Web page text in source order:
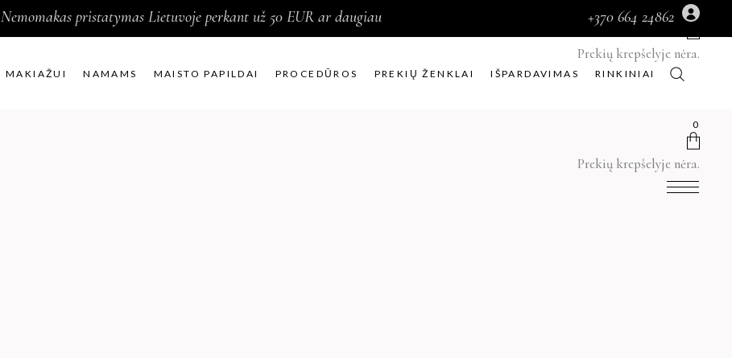
Nemomakas pristatymas Lietuvoje perkant už 50 EUR ar daugiau +370 664 24862
MAKIAŽUI NAMAMS MAISTO PAPILDAI PROCEDŪROS PREKIŲ ŽENKLAI IŠPARDAVIMAS RINKINIAI
0
Prekių krepšelyje nėra.
0
Prekių krepšelyje nėra.